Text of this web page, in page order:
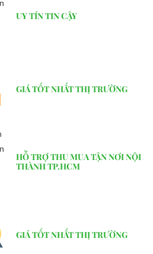
UY TÍN TIN CẬY
GIÁ TỐT NHẤT THỊ TRƯỜNG
HỖ TRỢ THU MUA TẬN NƠI NỘI
THÀNH TP.HCM
GIÁ TỐT NHẤT THỊ TRƯỜNG